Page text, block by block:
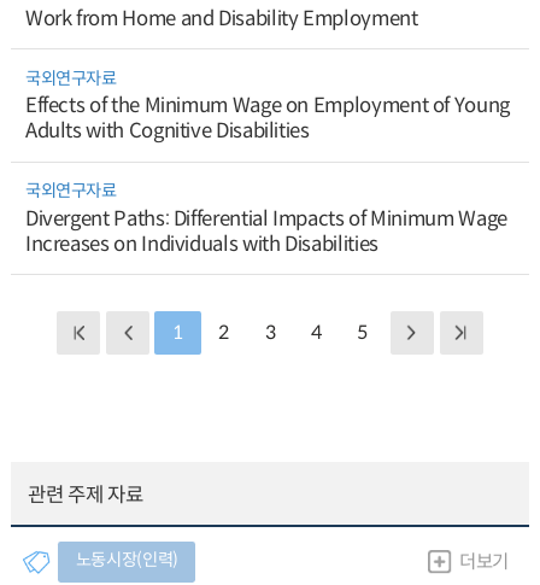
Work from Home and Disability Employment
국외연구자료
Effects of the Minimum Wage on Employment of Young
Adults with Cognitive Disabilities
국외연구자료
Divergent Paths: Differential Impacts of Minimum Wage
Increases on Individuals with Disabilities
1 2 3 4 5
관련 주제 자료
노동시장(인력) 더보기